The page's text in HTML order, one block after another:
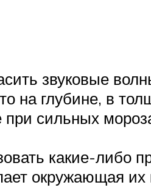
звуковые
на глубине, в
при сильных
какие-либо
окружающая их